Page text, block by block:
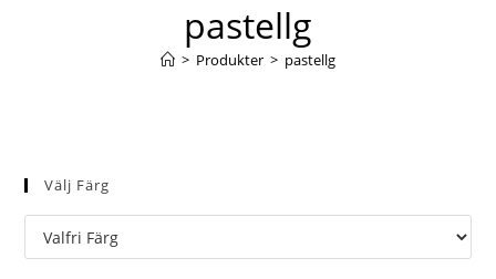
pastellg
> Produkter > pastellg
Välj Färg